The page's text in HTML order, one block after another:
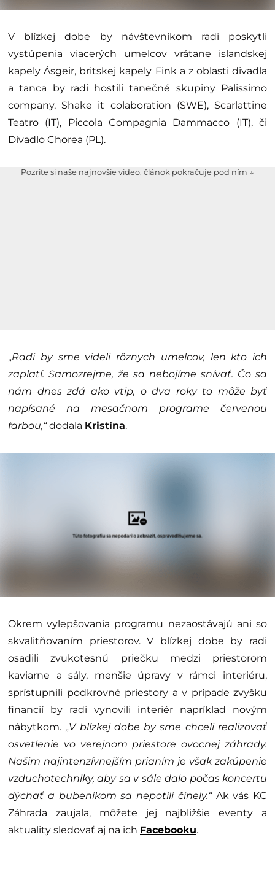
V blízkej dobe by návštevníkom radi poskytli
vystúpenia viacerých umelcov vrátane islandskej
kapely Ásgeir, britskej kapely Fink a z oblasti divadla
a tanca by radi hostili tanečné skupiny Palissimo
company, Shake it colaboration (SWE), Scarlattine
Teatro (IT), Piccola Compagnia Dammacco (IT), či
Divadlo Chorea (PL).
Pozrite si naše najnovšie video, článok pokračuje pod ním ↓
„Radi by sme videli rôznych umelcov, len kto ich
zaplatí. Samozrejme, že sa nebojíme snívať. Čo sa
nám dnes zdá ako vtip, o dva roky to môže byť
napísané na mesačnom programe červenou
farbou,“dodala Kristína.
Okrem vylepšovania programu nezaostávajú ani so
skvalitňovaním priestorov. V blízkej dobe by radi
osadili zvukotesnú priečku medzi priestorom
kaviarne a sály, menšie úpravy v rámci interiéru,
sprístupnili podkrovné priestory a v prípade zvyšku
financií by radi vynovili interiér napríklad novým
nábytkom. „V blízkej dobe by sme chceli realizovať
osvetlenie vo verejnom priestore ovocnej záhrady.
Našim najintenzívnejším prianím je však zakúpenie
vzduchotechniky, aby sa v sále dalo počas koncertu
dýchať a bubeníkom sa nepotili činely.“ Ak vás KC
Záhrada zaujala, môžete jej najbližšie eventy a
aktuality sledovať aj na ich Facebooku.